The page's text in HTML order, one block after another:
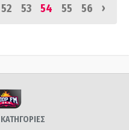
52 53 54 55 56 ›
ΚΑΤΗΓΟΡΙΕΣ